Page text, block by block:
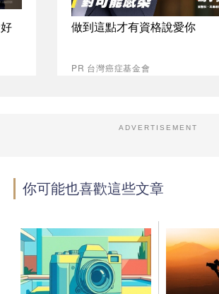
做到這點才有資格說愛你
PR 台灣癌症基金會
ADVERTISEMENT
你可能也喜歡這些文章